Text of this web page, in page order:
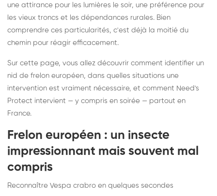
une attirance pour les lumières le soir, une préférence pour
les vieux troncs et les dépendances rurales. Bien
comprendre ces particularités, c'est déjà la moitié du
chemin pour réagir efficacement.
Sur cette page, vous allez découvrir comment identifier un
nid de frelon européen, dans quelles situations une
intervention est vraiment nécessaire, et comment Need's
Protect intervient — y compris en soirée — partout en
France.
Frelon européen : un insecte
impressionnant mais souvent mal
compris
Reconnaître Vespa crabro en quelques secondes